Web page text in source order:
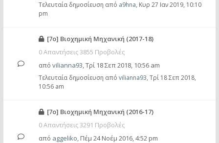
Τελευταία δημοσίευση από a9hna, Κυρ 27 Ιαν 2019, 10:10
pm
[7ο] Βιοχημική Μηχανική (2017-18)
0 Απαντήσεις 3855 Προβολές
από vilianna93,Τρί 18 Σεπ 2018, 10:56 am
Τελευταία δημοσίευση από vilianna93, Τρί 18 Σεπ 2018,
10:56 am
[7ο] Βιοχημική Μηχανική (2016-17)
0 Απαντήσεις 3291 Προβολές
από aggeliko, Πέμ 24 Νοέμ 2016, 4:52 pm